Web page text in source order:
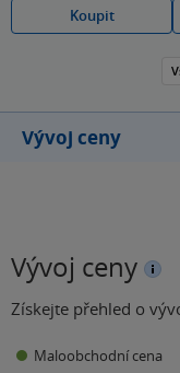
Koupit
Vývoj ceny
Vývoj ceny
Získejte přehled o
Maloobchodní cena